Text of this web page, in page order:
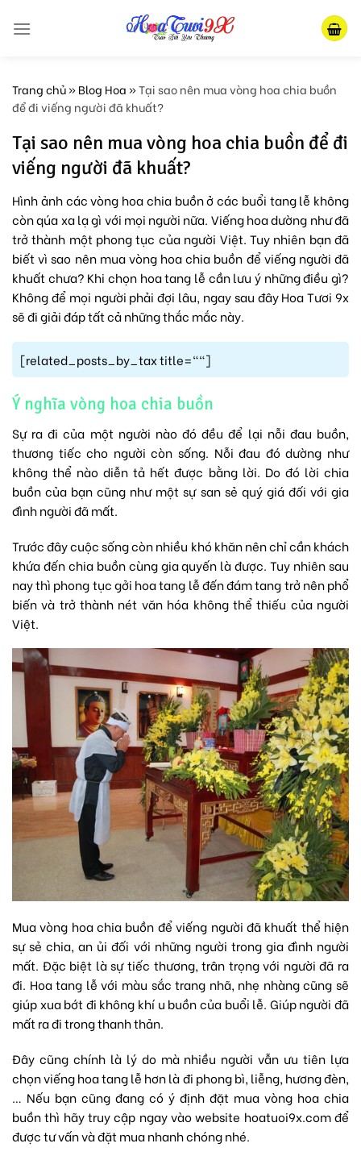
Trang chủ»Blog Hoa»Tại sao nên mua vòng hoa chia buồn
để đi viếng người đã khuất?
Tại sao nên mua vòng hoa chia buồn để đi
viếng người đã khuất?
Hình ảnh các vòng hoa chia buồn ở các buổi tang lễ không
còn qúa xa lạ gì với mọi người nữa. Viếng hoa dường như đã
trở thành một phong tục của người Việt. Tuy nhiên bạn đã
biết vì sao nên mua vòng hoa chia buồn để viếng người đã
khuất chưa? Khi chọn hoa tang lễ cần lưu ý những điều gì?
Không để mọi người phải đợi lâu, ngay sau đây Hoa Tươi 9x
sẽ đi giải đáp tất cả những thắc mắc này.
[related_posts_by_tax title=""]
Ý nghĩa vòng hoa chia buồn
Sự ra đi của một người nào đó đều để lại nỗi đau buồn,
thương tiếc cho người còn sống. Nỗi đau đó dường như
không thể nào diễn tả hết được bằng lời. Do đó lời chia
buồn của bạn cũng như một sự san sẻ quý giá đối với gia
đình người đã mất.
Trước đây cuộc sống còn nhiều khó khăn nên chỉ cần khách
khứa đến chia buồn cùng gia quyến là được. Tuy nhiên sau
nay thì phong tục gởi hoa tang lễ đến đám tang trở nên phổ
biến và trở thành nét văn hóa không thể thiếu của người
Việt.
Mua vòng hoa chia buồn để viếng người đã khuất thể hiện
sự sẻ chia, an ủi đối với những người trong gia đình người
mất. Đặc biệt là sự tiếc thương, trân trọng với người đã ra
đi. Hoa tang lễ với màu sắc trang nhã, nhẹ nhàng cũng sẽ
giúp xua bớt đi không khí u buồn của buổi lễ. Giúp người đã
mất ra đi trong thanh thản.
Đây cũng chính là lý do mà nhiều người vẫn ưu tiên lựa
chọn viếng hoa tang lễ hơn là đi phong bì, liễng, hương đèn,
… Nếu bạn cũng đang có ý định đặt mua vòng hoa chia
buồn thì hãy truy cập ngay vào website hoatuoi9x.com để
được tư vấn và đặt mua nhanh chóng nhé.